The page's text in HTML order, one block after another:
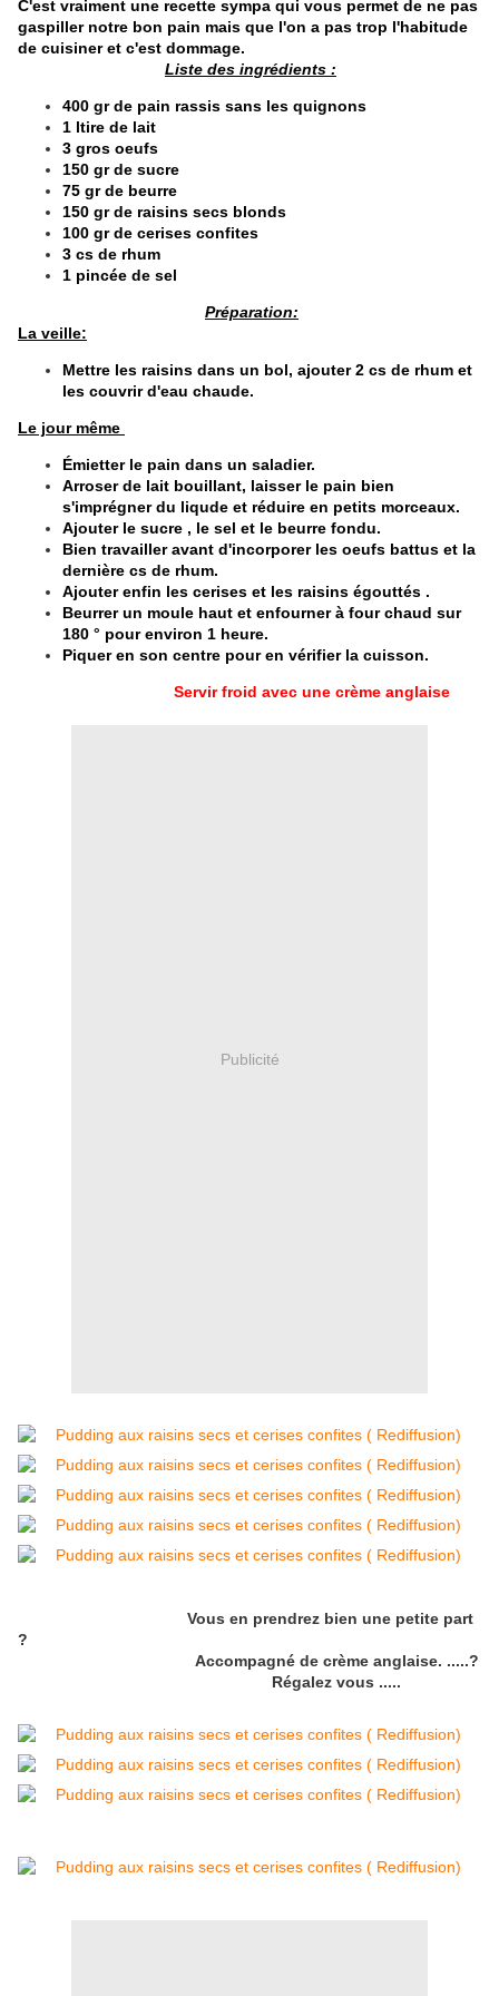
C'est vraiment une recette sympa qui vous permet de ne pas
gaspiller notre bon pain mais que l'on a pas trop l'habitude
de cuisiner et c'est dommage.
Liste des ingrédients :
400 gr de pain rassis sans les quignons
1 ltire de lait
3 gros oeufs
150 gr de sucre
75 gr de beurre
150 gr de raisins secs blonds
100 gr de cerises confites
3 cs de rhum
1 pincée de sel
Préparation:
La veille:
Mettre les raisins dans un bol, ajouter 2 cs de rhum et
les couvrir d'eau chaude.
Le jour même
Émietter le pain dans un saladier.
Arroser de lait bouillant, laisser le pain bien
s'imprégner du liqude et réduire en petits morceaux.
Ajouter le sucre , le sel et le beurre fondu.
Bien travailler avant d'incorporer les oeufs battus et la
dernière cs de rhum.
Ajouter enfin les cerises et les raisins égouttés .
Beurrer un moule haut et enfourner à four chaud sur
180 ° pour environ 1 heure.
Piquer en son centre pour en vérifier la cuisson.
​Servir froid avec une crème anglaise
Publicité
Vous en prendrez bien une petite part
?
Accompagné de crème anglaise. .....?
Régalez vous .....